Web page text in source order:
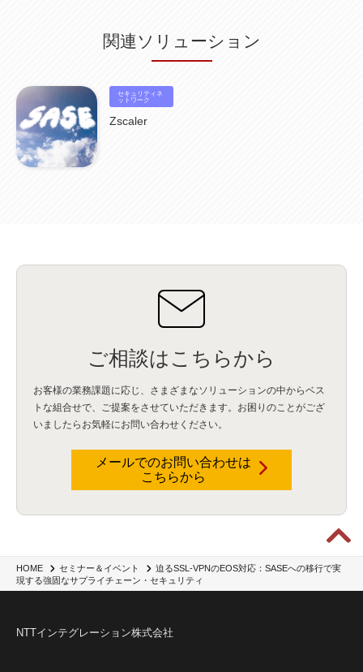
HOME セミナー＆イベント
迫るSSL-VPNのEOS対応：SASEへの移行で実
現する強固なサプライチェーン・セキュリティ
関連ソリューション
セキュリティネ
ットワーク
Zscaler
ご相談はこちらから
お客様の業務課題に応じ、さまざまなソリューションの中からベス
トな組合せで、 ご提案をさせていただきます。お困りのことがござ
いましたらお気軽にお問い合わせください。
メールでのお問い合わせは
こちらから
NTTインテグレーション株式会社